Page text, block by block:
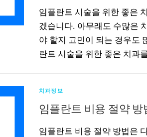
임플란트 시술을 위한 좋은
겠습니다. 아무래도 수많은
야 할지 고민이 되는 경우도
란트 시술을 위한 좋은 치과
치과정보
임플란트 비용 절약 방
임플란트 비용 절약 방법은